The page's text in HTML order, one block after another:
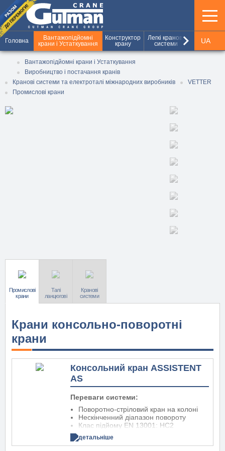
Головна
Вантажопідйомні
крани і Устаткування
Конструктор
крану
Легкі кранові
системи
Шахтні
та
keyboard_arrow_right UA
Вантажопідйомні крани і Устаткування
Виробництво і постачання кранів
Кранові системи та електроталі міжнародних виробників
VETTER
Промислові крани
Промислові
крани
Талі
ланцюгові
Кранові
системи
Крани консольно-поворотні
крани
Консольний кран ASSISTENT
AS
Переваги системи:
Поворотно-стріловий кран на колоні
Нескінченний діапазон повороту
Клас підйому EN 13001: HC2
EN 13001 S-клас: S2
Легка конфігурація
детальніше